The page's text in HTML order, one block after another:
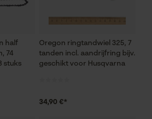
half
74
stuks
Oregon ringtandwiel 325, 7
tanden incl. aandrijfring bijv.
geschikt voor Husqvarna
34,90 €*